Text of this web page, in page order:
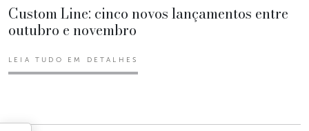
Custom Line: cinco novos lançamentos entre
outubro e novembro
LEIA TUDO EM DETALHES